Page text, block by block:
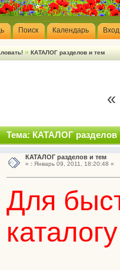
Поиск Календарь Вход
» КАТАЛОГ разделов и тем
Тема: КАТАЛОГ разделов
КАТАЛОГ разделов и тем
« :Январь 09, 2011, 18:20:48 »
Для